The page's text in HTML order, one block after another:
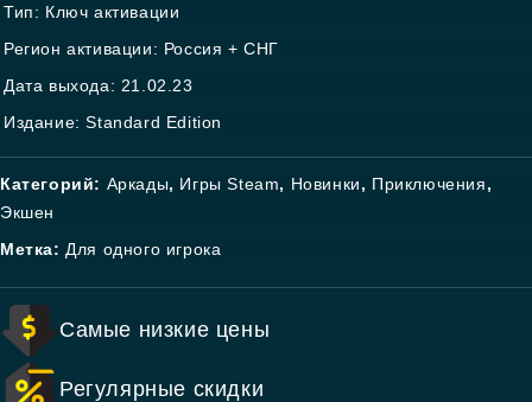
Тип: Ключ активации
Регион активации: Россия + СНГ
Дата выхода: 21.02.23
Издание: Standard Edition
Категорий: Аркады, Игры Steam, Новинки, Приключения,
Экшен
Метка: Для одного игрока
Самые низкие цены
Регулярные скидки